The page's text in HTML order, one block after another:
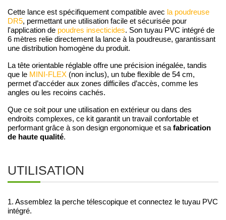
Cette lance est spécifiquement compatible avec la poudreuse
DR5, permettant une utilisation facile et sécurisée pour
l'application de poudres insecticides. Son tuyau PVC intégré de
6 mètres relie directement la lance à la poudreuse, garantissant
une distribution homogène du produit.
La tête orientable réglable offre une précision inégalée, tandis
que le MINI-FLEX (non inclus), un tube flexible de 54 cm,
permet d’accéder aux zones difficiles d’accès, comme les
angles ou les recoins cachés.
Que ce soit pour une utilisation en extérieur ou dans des
endroits complexes, ce kit garantit un travail confortable et
performant grâce à son design ergonomique et safabrication
de haute qualité.
UTILISATION
1. Assemblez la perche télescopique et connectez le tuyau PVC
intégré.